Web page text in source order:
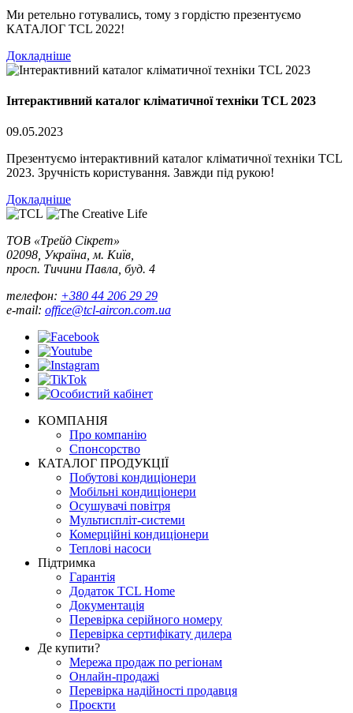
Ми ретельно готувались, тому з гордістю презентуємо
КАТАЛОГ TCL 2022!
Докладніше
Інтерактивний каталог кліматичної техніки TCL 2023
09.05.2023
Презентуємо інтерактивний каталог кліматичної техніки TCL
2023. Зручність користування. Завжди під рукою!
Докладніше
ТОВ «Трейд Сікрет»
02098, Україна, м. Київ,
просп. Тичини Павла, буд. 4
телефон: +380 44 206 29 29
e-mail: office@tcl-aircon.com.ua
КОМПАНІЯ
Про компанію
Спонсорство
КАТАЛОГ ПРОДУКЦІЇ
Побутові кондиціонери
Мобільні кондиціонери
Осушувачі повітря
Мультиспліт-системи
Комерційні кондиціонери
Теплові насоси
Підтримка
Гарантія
Додаток TCL Home
Документація
Перевірка серійного номеру
Перевірка сертифікату дилера
Де купити?
Мережа продаж по регіонам
Онлайн-продажі
Перевірка надійності продавця
Проєкти